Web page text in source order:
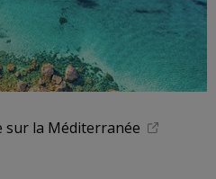
sur la Méditerranée